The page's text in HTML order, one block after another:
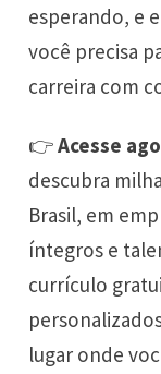
esperando, e
você precisa
carreira com
👉Acesse
descubra
Brasil, em
íntegros e
currículo
lugar onde